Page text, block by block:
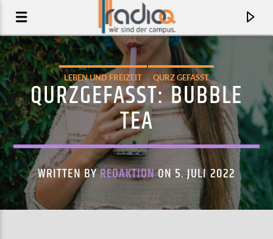
LEBEN UND FREIZEIT QURZ GEFASST
QURZGEFASST: BUBBLE
TEA
WRITTEN BYREDAKTIONON 5. JULI 2022